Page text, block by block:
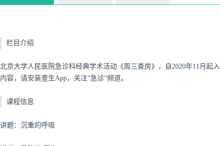
栏目介绍
北京大学人民医院急诊科经典学术活动《周三查房》，自2020年11月
内容，请安装壹生App，关注“急诊”频道。
课程信息
讲题：沉重的呼吸